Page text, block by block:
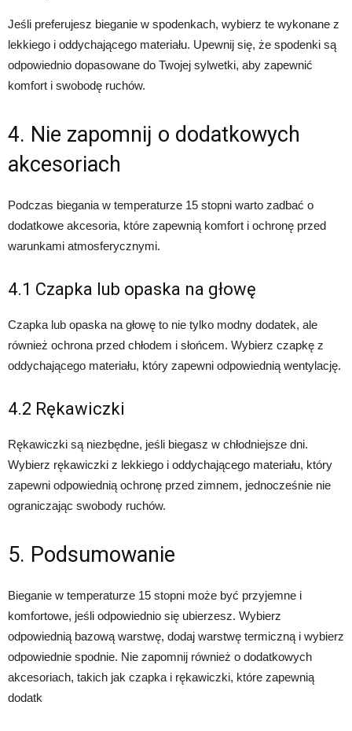
Jeśli preferujesz bieganie w spodenkach, wybierz te wykonane z
lekkiego i oddychającego materiału. Upewnij się, że spodenki są
odpowiednio dopasowane do Twojej sylwetki, aby zapewnić
komfort i swobodę ruchów.
4. Nie zapomnij o dodatkowych
akcesoriach
Podczas biegania w temperaturze 15 stopni warto zadbać o
dodatkowe akcesoria, które zapewnią komfort i ochronę przed
warunkami atmosferycznymi.
4.1 Czapka lub opaska na głowę
Czapka lub opaska na głowę to nie tylko modny dodatek, ale
również ochrona przed chłodem i słońcem. Wybierz czapkę z
oddychającego materiału, który zapewni odpowiednią wentylację.
4.2 Rękawiczki
Rękawiczki są niezbędne, jeśli biegasz w chłodniejsze dni.
Wybierz rękawiczki z lekkiego i oddychającego materiału, który
zapewni odpowiednią ochronę przed zimnem, jednocześnie nie
ograniczając swobody ruchów.
5. Podsumowanie
Bieganie w temperaturze 15 stopni może być przyjemne i
komfortowe, jeśli odpowiednio się ubierzesz. Wybierz
odpowiednią bazową warstwę, dodaj warstwę termiczną i wybierz
odpowiednie spodnie. Nie zapomnij również o dodatkowych
akcesoriach, takich jak czapka i rękawiczki, które zapewnią
dodatk